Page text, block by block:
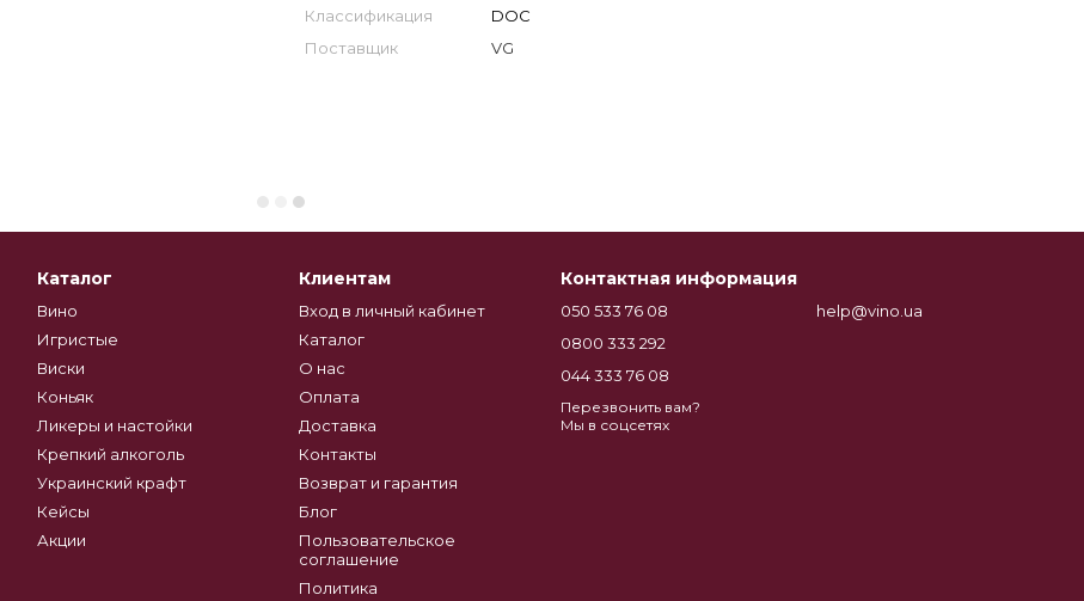
Классификация
DOC
Поставщик
VG
Каталог
Вино
Игристые
Виски
Коньяк
Ликеры и настойки
Крепкий алкоголь
Украинский крафт
Кейсы
Акции
Клиентам
Вход в личный кабинет
Каталог
О нас
Оплата
Доставка
Контакты
Возврат и гарантия
Блог
Пользовательское
соглашение
Политика
Контактная информация
050 533 76 08
0800 333 292
044 333 76 08
Перезвонить вам?
help@vino.ua
Мы в соцсетях